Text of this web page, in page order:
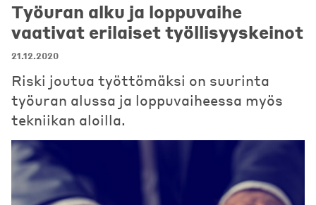
Työuran alku ja loppuvaihe
vaativat erilaiset työllisyyskeinot
21.12.2020
Riski joutua työttömäksi on suurinta
työuran alussa ja loppuvaiheessa myös
tekniikan aloilla.